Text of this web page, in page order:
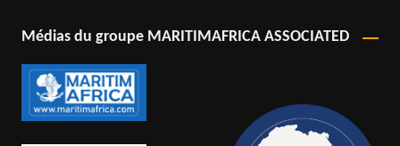
Médias du groupe MARITIMAFRICA ASSOCIATED